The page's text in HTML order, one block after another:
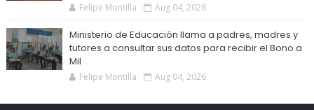
Felipe Montilla Aug 04, 2026
Ministerio de Educación llama a padres, madres y
tutores a consultar sus datos para recibir el Bono a
Mil
Felipe Montilla Aug 04, 2026